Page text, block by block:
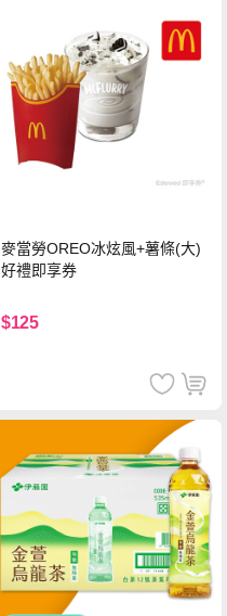
麥當勞OREO冰炫風+薯條(大)
好禮即享券
$125